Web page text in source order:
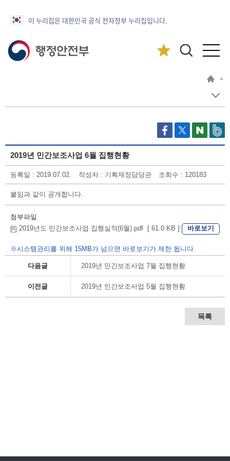
이 누리집은 대한민국 공식 전자정부 누리집입니다.
>
2019년 민간보조사업 6월 집행현황
등록일 : 2019.07.02. 작성자 : 기획재정담당관 조회수 : 120183
붙임과 같이 공개합니다.
첨부파일
2019년도 민간보조사업 집행실적(6월).pdf [ 61.0 KB ]
바로보기
※시스템관리를 위해 15MB가 넘으면 바로보기가 제한 됩니다.
다음글 2019년 민간보조사업 7월 집행현황
이전글 2019년 민간보조사업 5월 집행현황
목록